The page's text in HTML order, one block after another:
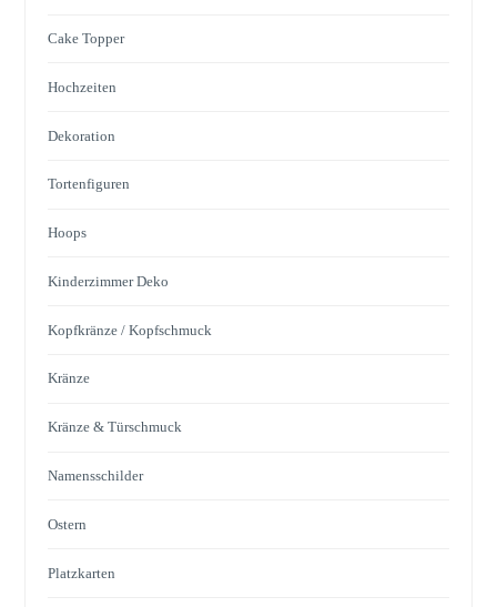
Cake Topper
Hochzeiten
Dekoration
Tortenfiguren
Hoops
Kinderzimmer Deko
Kopfkränze / Kopfschmuck
Kränze
Kränze & Türschmuck
Namensschilder
Ostern
Platzkarten